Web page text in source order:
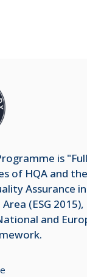
is
of HQA and the
Assurance
(ESG 2015),
and